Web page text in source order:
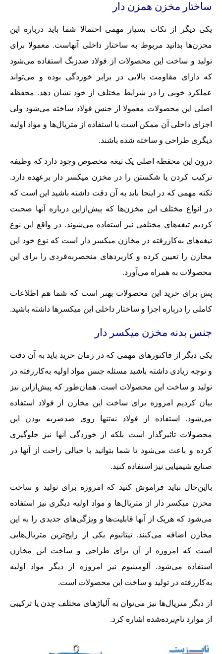
ساختار مخزن همزن دار
یکی دیگر از نکات بسیار مهمی احتمالا شما باید درباره این
مخزن‌ها بدانید مربوط به ساختار داخلی آنهاست. معمولا برای
تولید و ساخت این محصولات از فولاد ضدزنگ استفاده می‌شود
که دارای مقاومت بالایی در برابر خوردگی بوده و می‌تواند
عملکرد خوبی را در شرایط مختلف از خود نشان دهد. محفظه
اصلی این محصولات معمولا از جنس فولاد ساخته می‌شود ولی
اجزای داخلی آن ممکن است با استفاده از متریال‌ها و مواد اولیه
دیگری طراحی و ساخته شده باشند.
درون این محفظه اصلی یک تیغه مخصوص وجود دارد که وظیفه
ترکیب کردن یا شکستن را در مخزن میکسر دار برعهده دارد.
نکته مهمی که در اینجا باید به آن دقت داشته باشید این است که
در انواع مختلف این مخزن‌ها که پیش‌ازاین درباره آنها صحبت
کردیم تیغه‌های مختلفی نیز استفاده می‌شوند. در واقع این نوع
تیغه‌های به‌کاررفته در مخازن میکسر دار است که نوع خود این
مخازن را تعیین کرده و کاربردهای منحصربه‌‌‌فردی را برای این
محصولات به همراه می‌آورد.
پس برای خرید این محصولات بهتر است که شما هم اطلاعات
کاملی را درباره اجزا و ساختار داخلی این میکسرها داشته باشید.
جنس بدنه مخزن میکسر دار
یکی دیگر از فاکتورهای مهمی که در زمان خرید باید به آن دقت
و توجه زیادی داشته باشید مسئله جنس مواد اولیه به‌کاررفته در
تولید و ساخت این محصولات است. همان‌طور که پیش‌ازاین نیز
بیان کردیم امروزه برای ساخت این مخازن از فولاد استفاده
می‌شود. استفاده از فولاد نه‌تنها روی ضدضربه بودن این
محصولات تاثیرگذار است بلکه از خوردگی آنها نیز جلوگیری
کرده و باعث می‌شود تا شما بتوانید با خیالی راحت از آنها در
صنایع شیمیایی نیز استفاده کنید.
بااین‌حال نباید فراموش کنید که امروزه برای تولید و ساخت
مخزن میکسر دار از متریال‌ها و مواد اولیه دیگری نیز استفاده
می‌شود که هریک از آنها قابلیت‌ها و ویژگی‌های جدیدی را به این
مخازن اضافه می‌کنند. تیتانیوم یکی از رایج‌ترین متریال‌هایی
است که امروزه از آن برای طراحی و ساخت این مخازن
استفاده می‌شود. آلومینیوم نیز امروزه از دیگر مواد اولیه
به‌کاررفته در تولید و ساخت این محصولات است.
از دیگر متریال‌ها نیز می‌توان به آلیاژهای مختلف چدن یا ترکیبی
از موارد نام‌برده‌شده اشاره کرد.